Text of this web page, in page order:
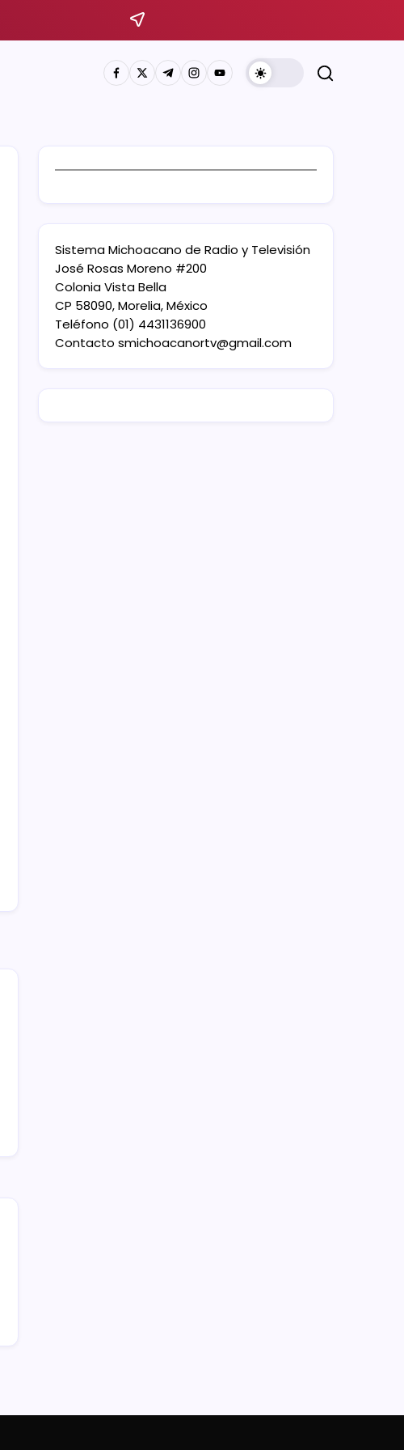
Sistema Michoacano de Radio y Televisión
José Rosas Moreno #200
Colonia Vista Bella
CP 58090, Morelia, México
Teléfono (01) 4431136900
Contacto smichoacanortv@gmail.com